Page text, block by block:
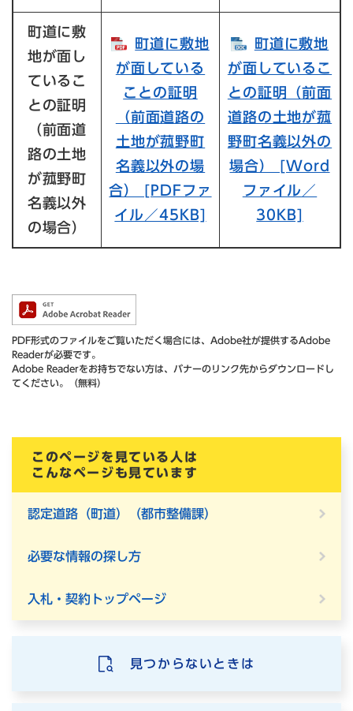
町道に敷
地が面し
ているこ
との証明
（前面道
路の土地
が菰野町
名義以外
の場合）
町道に敷地
が面している
ことの証明
（前面道路の
土地が菰野町
名義以外の場
合）​ [PDFファ
イル／45KB]
町道に敷地
が面しているこ
との証明（前面
道路の土地が菰
野町名義以外の
場合）​ [Word
ファイル／
30KB]
PDF形式のファイルをご覧いただく場合には、Adobe社が提供するAdobe
Readerが必要です。
Adobe Readerをお持ちでない方は、バナーのリンク先からダウンロードし
てください。（無料）
このページを見ている人は
こんなページも見ています
認定道路（町道）（都市整備課）
必要な情報の探し方
入札・契約トップページ
見つからないときは